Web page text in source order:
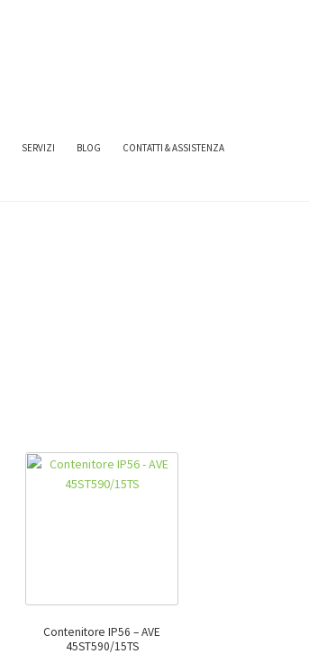
SERVIZI BLOG CONTATTI & ASSISTENZA
Contenitore IP56 – AVE
45ST590/15TS